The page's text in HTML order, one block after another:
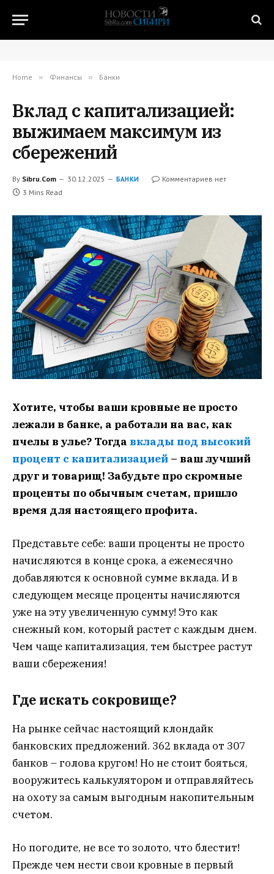
Home » Финансы » Банки
Вклад с капитализацией:
выжимаем максимум из
сбережений
By Sibru.Com 30.12.2025 БАНКИ
Комментариев нет
3 Mins Read
Хотите, чтобы ваши кровные не просто
лежали в банке, а работали на вас, как
пчелы в улье? Тогда вклады под высокий
процент с капитализацией – ваш лучший
друг и товарищ! Забудьте про скромные
проценты по обычным счетам, пришло
время для настоящего профита.
Представьте себе: ваши проценты не просто
начисляются в конце срока, а ежемесячно
добавляются к основной сумме вклада. И в
следующем месяце проценты начисляются
уже на эту увеличенную сумму! Это как
снежный ком, который растет с каждым днем.
Чем чаще капитализация, тем быстрее растут
ваши сбережения!
Где искать сокровище?
На рынке сейчас настоящий клондайк
банковских предложений. 362 вклада от 307
банков – голова кругом! Но не стоит бояться,
вооружитесь калькулятором и отправляйтесь
на охоту за самым выгодным накопительным
счетом.
Но погодите, не все то золото, что блестит!
Прежде чем нести свои кровные в первый